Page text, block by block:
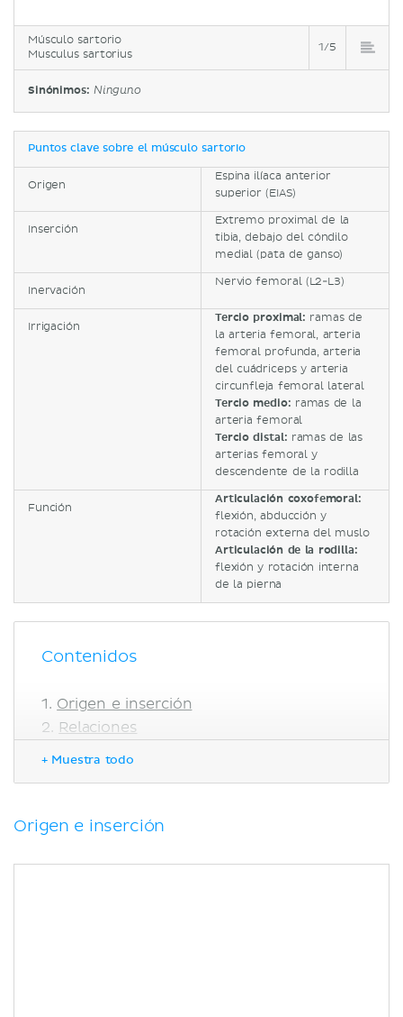
Músculo sartorio
Musculus sartorius
1/5
Sinónimos: Ninguno
Puntos clave sobre el músculo sartorio
Origen
Espina ilíaca anterior
superior (EIAS)
Inserción
Extremo proximal de la
tibia, debajo del cóndilo
medial (pata de ganso)
Inervación
Nervio femoral (L2-L3)
Irrigación
Tercio proximal: ramas de
la arteria femoral, arteria
femoral profunda, arteria
del cuádriceps y arteria
circunfleja femoral lateral
Tercio medio: ramas de la
arteria femoral
Tercio distal: ramas de las
arterias femoral y
descendente de la rodilla
Función
Articulación coxofemoral:
flexión, abducción y
rotación externa del muslo
Articulación de la rodilla:
flexión y rotación interna
de la pierna
Contenidos
Origen e inserción
Relaciones
Bibliografía
+ Muestra todo
Origen e inserción